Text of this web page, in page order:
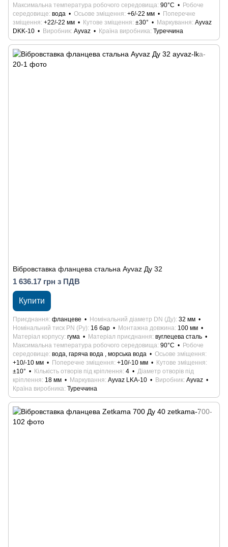
Максимальна температура робочого середовища 90°С
Робоче
середовище вода Осьове зміщення +6/-22 мм
Поперечне
зміщення +22/-22 мм Кутове зміщення ±30° Маркування Ayvaz
DKK-10
Виробник Ayvaz Країна виробника Туреччина
Вібровставка фланцева стальна Ayvaz Ду 32
1 636.17 грн з ПДВ
Купити
Приєднання фланцеве Номінальний діаметр DN (Ду) 32 мм
Номінальний тиск PN (Ру) 16 бар Монтажна довжина 100 мм
Матеріал корпусу гума Матеріал приєднання вуглецева сталь
Максимальна температура робочого середовища 90°С
Робоче
середовище вода, гаряча вода , морська вода
Осьове зміщення
+10/-10 мм
Поперечне зміщення +10/-10 мм
Кутове зміщення
±10°
Кількість отворів під кріплення 4
Діаметр отворів під
кріплення 18 мм Маркування Ayvaz LKA-10 Виробник Ayvaz
Країна виробника Туреччина